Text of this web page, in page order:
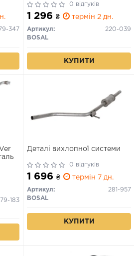
347
0 відгуків
1 296 ₴ термін 2 дн.
Артикул:
220-039
BOSAL
КУПИТИ
183
Деталі вихлопної системи
0 відгуків
1 696 ₴ термін 7 дн.
Артикул:
281-957
BOSAL
КУПИТИ